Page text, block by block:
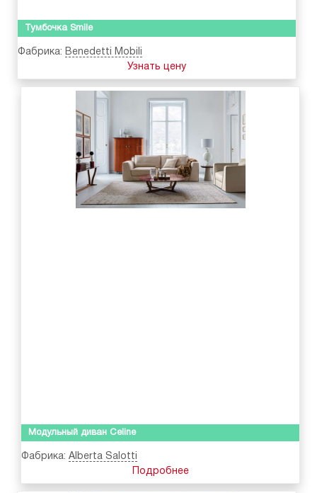
Тумбочка Smile
Фабрика: Benedetti Mobili
Узнать цену
Модульный диван Celine
Фабрика: Alberta Salotti
Подробнее